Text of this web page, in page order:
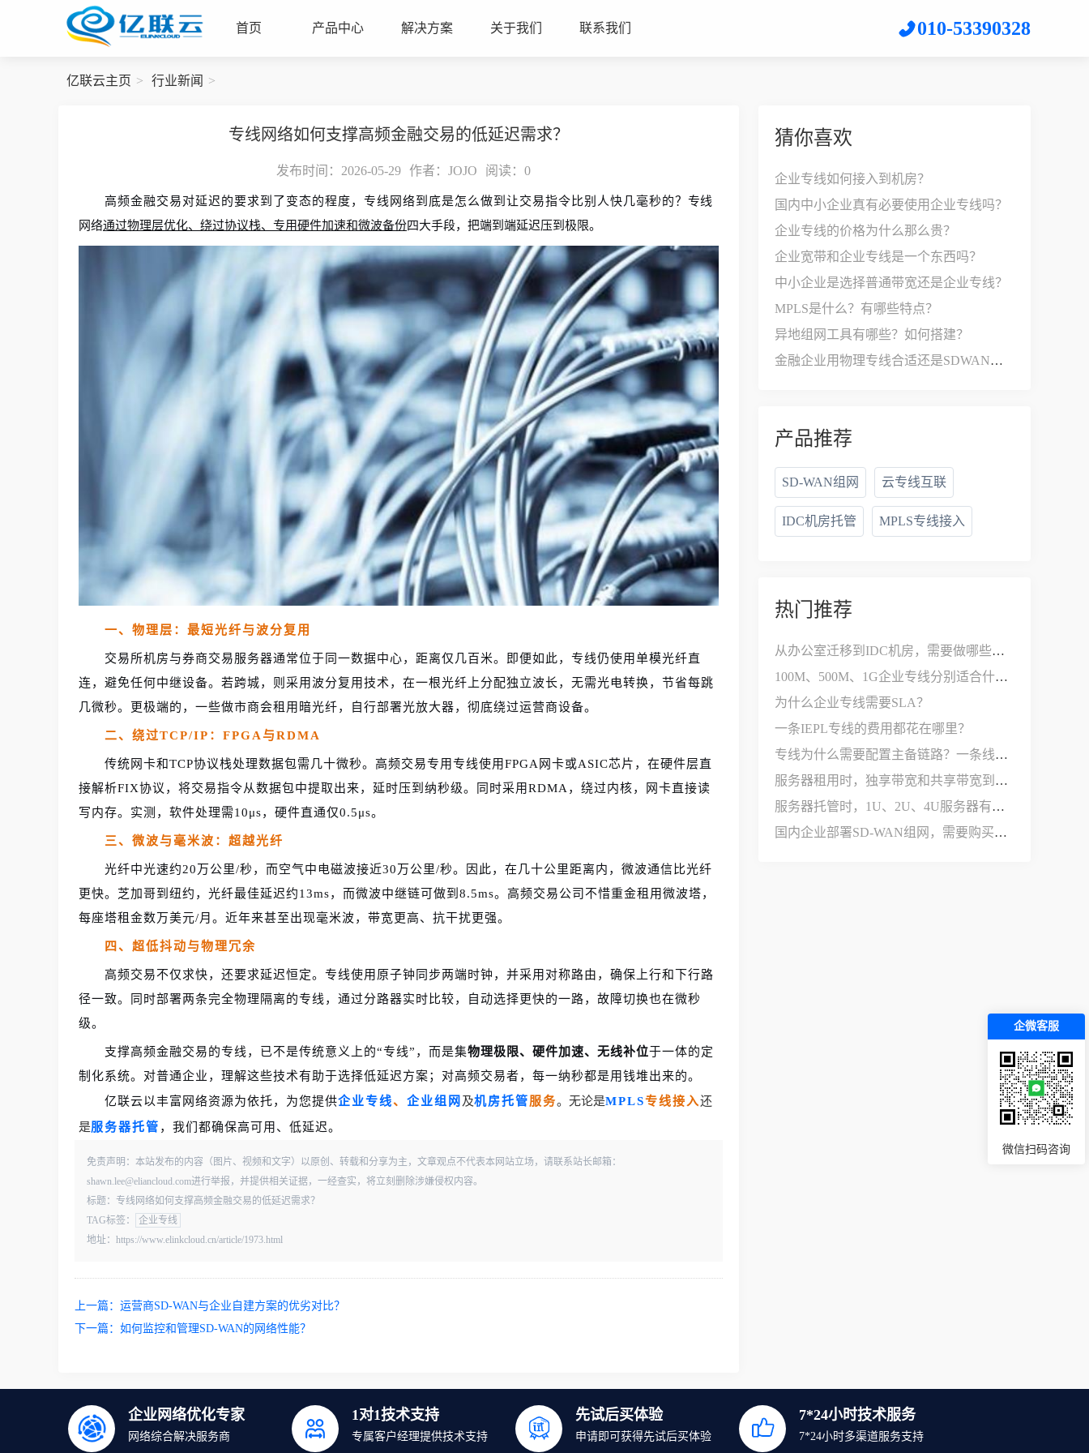
首页 产品中心 解决方案 关于我们 联系我们 010-53390328
亿联云主页 行业新闻
专线网络如何支撑高频金融交易的低延迟需求？
发布时间：2026-05-29 作者：JOJO 阅读： 0
高频金融交易对延迟的要求到了变态的程度，专线网络到底是怎么做到让交易指令比别人快几毫秒的？ 专线
网络通过物理层优化、绕过协议栈、专用硬件加速和微波备份四大手段，把端到端延迟压到极限。
一、物理层：最短光纤与波分复用
交易所机房与券商交易服务器通常位于同一数据中心，距离仅几百米。即便如此，专线仍使用单模光纤直
连，避免任何中继设备。若跨城，则采用波分复用技术，在一根光纤上分配独立波长，无需光电转换，节省每跳
几微秒。更极端的，一些做市商会租用暗光纤，自行部署光放大器，彻底绕过运营商设备。
二、绕过TCP/IP：FPGA与RDMA
传统网卡和TCP协议栈处理数据包需几十微秒。高频交易专用专线使用FPGA网卡或ASIC芯片，在硬件层直
接解析FIX协议，将交易指令从数据包中提取出来，延时压到纳秒级。同时采用RDMA，绕过内核，网卡直接读
写内存。实测，软件处理需10μs，硬件直通仅0.5μs。
三、微波与毫米波：超越光纤
光纤中光速约20万公里/秒，而空气中电磁波接近30万公里/秒。因此，在几十公里距离内，微波通信比光纤
更快。芝加哥到纽约，光纤最佳延迟约13ms，而微波中继链可做到8.5ms。高频交易公司不惜重金租用微波塔，
每座塔租金数万美元/月。近年来甚至出现毫米波，带宽更高、抗干扰更强。
四、超低抖动与物理冗余
高频交易不仅求快，还要求延迟恒定。专线使用原子钟同步两端时钟，并采用对称路由，确保上行和下行路
径一致。同时部署两条完全物理隔离的专线，通过分路器实时比较，自动选择更快的一路，故障切换也在微秒
级。
支撑高频金融交易的专线，已不是传统意义上的“专线”，而是集物理极限、硬件加速、无线补位于一体的定
制化系统。对普通企业，理解这些技术有助于选择低延迟方案；对高频交易者，每一纳秒都是用钱堆出来的。
亿联云以丰富网络资源为依托，为您提供企业专线、 企业组网 及机房托管服务。无论是MPLS专线接入还
是服务器托管 ，我们都确保高可用、低延迟。
免责声明：本站发布的内容（图片、视频和文字）以原创、转载和分享为主，文章观点不代表本网站立场，请联系站长邮箱：
shawn.lee@eliancloud.com进行举报，并提供相关证据，一经查实，将立刻删除涉嫌侵权内容。
标题：专线网络如何支撑高频金融交易的低延迟需求？
TAG标签：
企业专线
地址：https://www.elinkcloud.cn/article/1973.html
上一篇： 运营商SD-WAN与企业自建方案的优劣对比？
下一篇： 如何监控和管理SD-WAN的网络性能？
猜你喜欢
企业专线如何接入到机房？
国内中小企业真有必要使用企业专线吗？
企业专线的价格为什么那么贵？
企业宽带和企业专线是一个东西吗？
中小企业是选择普通带宽还是企业专线？
MPLS是什么？有哪些特点？
异地组网工具有哪些？如何搭建？
金融企业用物理专线合适还是SDWAN比较好？
产品推荐
SD-WAN组网 云专线互联
IDC机房托管 MPLS专线接入
热门推荐
从办公室迁移到IDC机房，需要做哪些网络改造？
100M、500M、1G企业专线分别适合什么公司？
为什么企业专线需要SLA？
一条IEPL专线的费用都花在哪里？
专线为什么需要配置主备链路？一条线路不够用吗？
服务器租用时，独享带宽和共享带宽到底有什么区别？
服务器托管时，1U、2U、4U服务器有什么区别？
国内企业部署SD-WAN组网，需要购买哪些设备和服务？
企业网络优化专家
网络综合解决服务商
1对1技术支持
专属客户经理提供技术支持
先试后买体验
申请即可获得先试后买体验
7*24小时技术服务
7*24小时多渠道服务支持
企微客服
微信扫码咨询